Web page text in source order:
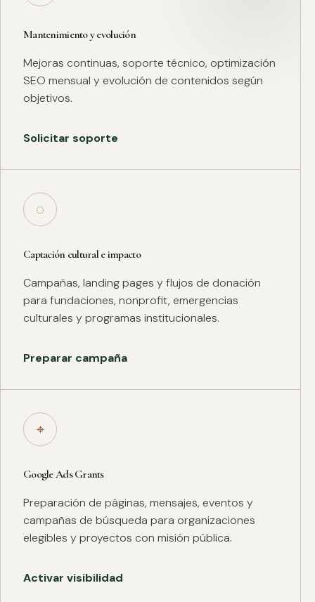
Mantenimiento y evolución
Mejoras continuas, soporte técnico, optimización
SEO mensual y evolución de contenidos según
objetivos.
Solicitar soporte
◌
Captación cultural e impacto
Campañas, landing pages y flujos de donación
para fundaciones, nonprofit, emergencias
culturales y programas institucionales.
Preparar campaña
⌖
Google Ads Grants
Preparación de páginas, mensajes, eventos y
campañas de búsqueda para organizaciones
elegibles y proyectos con misión pública.
Activar visibilidad